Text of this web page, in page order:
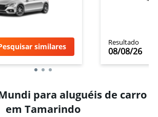
similares Resultado
08/08/26
para aluguéis de carro
em Tamarindo